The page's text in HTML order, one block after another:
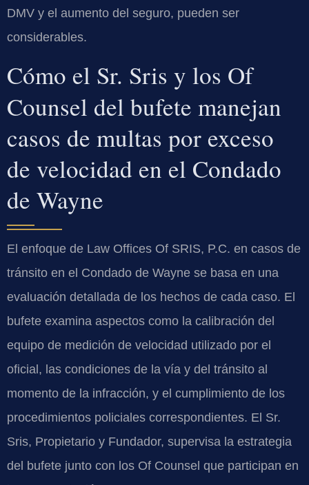
DMV y el aumento del seguro, pueden ser
considerables.
Cómo el Sr. Sris y los Of
Counsel del bufete manejan
casos de multas por exceso
de velocidad en el Condado
de Wayne
El enfoque de Law Offices Of SRIS, P.C. en casos de
tránsito en el Condado de Wayne se basa en una
evaluación detallada de los hechos de cada caso. El
bufete examina aspectos como la calibración del
equipo de medición de velocidad utilizado por el
oficial, las condiciones de la vía y del tránsito al
momento de la infracción, y el cumplimiento de los
procedimientos policiales correspondientes. El Sr.
Sris, Propietario y Fundador, supervisa la estrategia
del bufete junto con los Of Counsel que participan en